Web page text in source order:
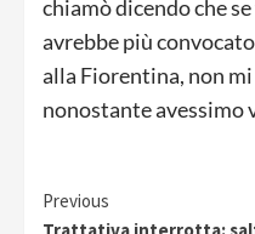
chiamò dicendo che
avrebbe più
alla Fiorentina, non
nonostante avessimo
Continue
Previous